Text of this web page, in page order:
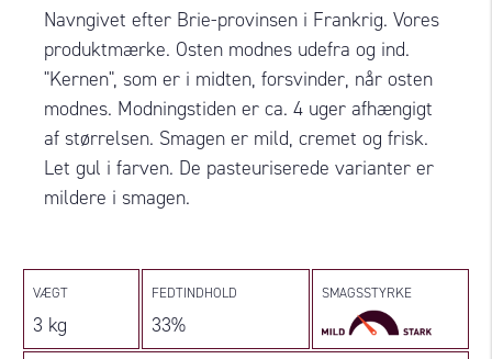
Navngivet efter Brie-provinsen i Frankrig. Vores
produktmærke. Osten modnes udefra og ind.
"Kernen", som er i midten, forsvinder, når osten
modnes. Modningstiden er ca. 4 uger afhængigt
af størrelsen. Smagen er mild, cremet og frisk.
Let gul i farven. De pasteuriserede varianter er
mildere i smagen.
VÆGT
3 kg
FEDTINDHOLD
33%
SMAGSSTYRKE